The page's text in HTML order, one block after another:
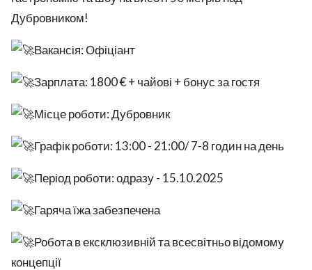
Дубровником!
Вакансія: Офіціант
Зарплата: 1800 € + чайові + бонус за гостя
Місце роботи: Дубровник
Графік роботи: 13:00 - 21:00/ 7-8 годин на день
Період роботи: одразу - 15.10.2025
Гаряча їжа забезпечена
Робота в ексклюзивній та всесвітньо відомому
концепції